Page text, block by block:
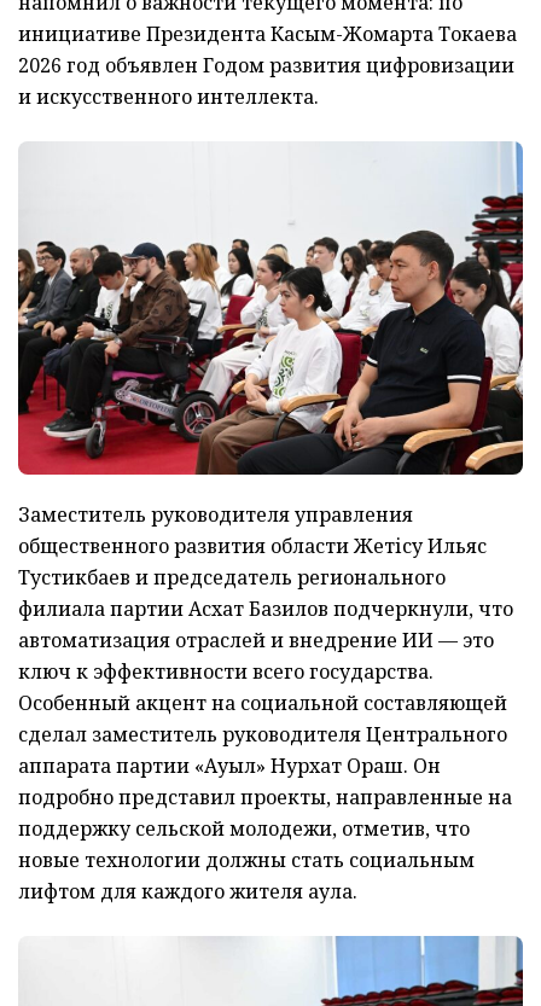
инициативе Президента Касым-Жомарта Токаева
2026 год объявлен Годом развития цифровизации
и искусственного интеллекта.
Заместитель руководителя управления
общественного развития области Жетісу Ильяс
Тустикбаев и председатель регионального
филиала партии Асхат Базилов подчеркнули, что
автоматизация отраслей и внедрение ИИ — это
ключ к эффективности всего государства.
Особенный акцент на социальной составляющей
сделал заместитель руководителя Центрального
аппарата партии «Ауыл» Нурхат Ораш. Он
подробно представил проекты, направленные на
поддержку сельской молодежи, отметив, что
новые технологии должны стать социальным
лифтом для каждого жителя аула.